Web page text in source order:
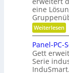
h
a
f
f
u
n
g
e
i
d
-
u
g
e
a
u
p
o
s
i
t
i
s
l
a
u
f
w
i
eine
Weiterlesen:
D
i
f
f
e
r
Panel-
Gett
Serie
InduSmart.